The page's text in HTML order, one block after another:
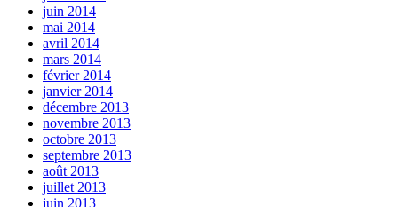
juin 2014
mai 2014
avril 2014
mars 2014
février 2014
janvier 2014
décembre 2013
novembre 2013
octobre 2013
septembre 2013
août 2013
juillet 2013
juin 2013